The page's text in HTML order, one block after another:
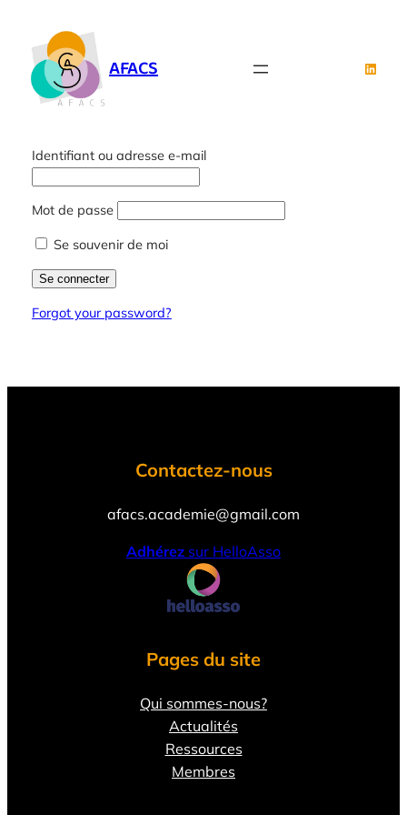
contenu
AFACS
Identifiant ou adresse e-mail
Mot de passe
Se souvenir de moi
Forgot your password?
Contactez-nous
afacs.academie@gmail.com
Adhérez sur HelloAsso
Pages du site
Qui sommes-nous?
Actualités
Ressources
Membres